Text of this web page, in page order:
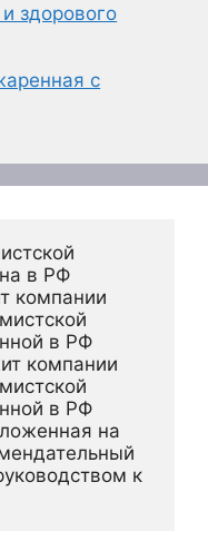
здорового
с
в РФ
компании
в РФ
компании
в РФ
на
к